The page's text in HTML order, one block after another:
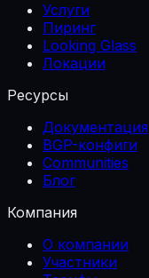
Услуги
Пиринг
Looking Glass
Локации
Ресурсы
Документация
BGP-конфиги
Communities
Блог
Компания
О компании
Участники